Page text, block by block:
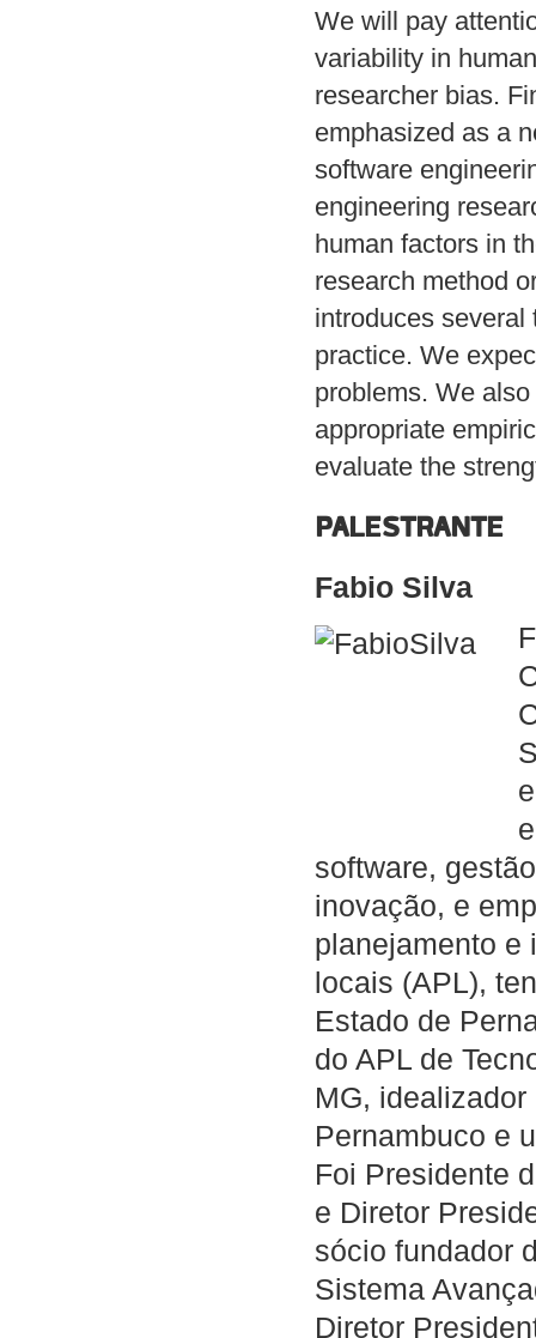
We will pay
variability in
researcher bias.
emphasized as a
software
engineering
human factors in
research method
introduces
practice. We
problems. We
appropriate
evaluate the
PALESTRANTE
Fabio Silva
software,
inovação, e
planejamento e
locais (APL),
Estado de
do APL de
MG,
Pernambuco e
Foi Presidente
e Diretor
sócio fundador
Sistema
Diretor